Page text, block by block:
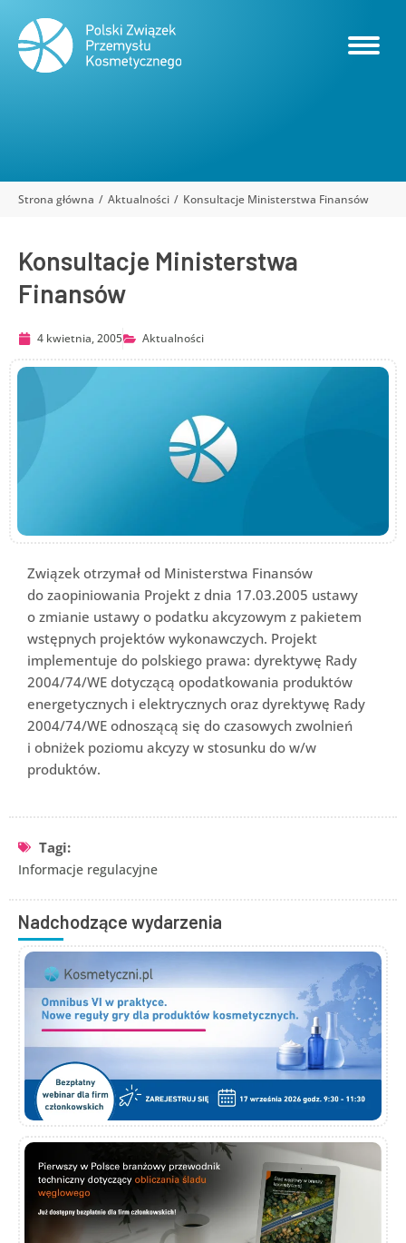
Jesteś tutaj:
Strona główna Aktualności Konsultacje Ministerstwa Finansów
Konsultacje Ministerstwa
Finansów
4 kwietnia, 2005 Aktualności
Związek otrzymał od Ministerstwa Finansów
do zaopiniowania Projekt z dnia 17.03.2005 ustawy
o zmianie ustawy o podatku akcyzowym z pakietem
wstępnych projektów wykonawczych. Projekt
implementuje do polskiego prawa: dyrektywę Rady
2004/74/WE dotyczącą opodatkowania produktów
energetycznych i elektrycznych oraz dyrektywę Rady
2004/74/WE odnoszącą się do czasowych zwolnień
i obniżek poziomu akcyzy w stosunku do w/w
produktów.
Tagi:
Informacje regulacyjne
Nadchodzące wydarzenia